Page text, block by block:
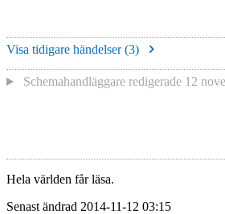
Visa tidigare händelser (3)
Schemahandläggare redigerade 12
Hela världen får läsa.
Senast ändrad 2014-11-12 03:15